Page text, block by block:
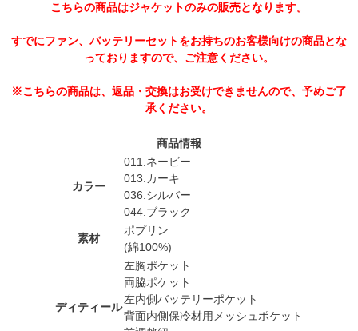
こちらの商品はジャケットのみの販売となります。
すでにファン、バッテリーセットをお持ちのお客様向けの商品とな
っておりますので、ご注意ください。
※こちらの商品は、返品・交換はお受けできませんので、予めご了
承ください。
商品情報
カラー
011.ネービー
013.カーキ
036.シルバー
044.ブラック
素材
ポプリン
(綿100%)
ディティール
左胸ポケット
両脇ポケット
左内側バッテリーポケット
背面内側保冷材用メッシュポケット